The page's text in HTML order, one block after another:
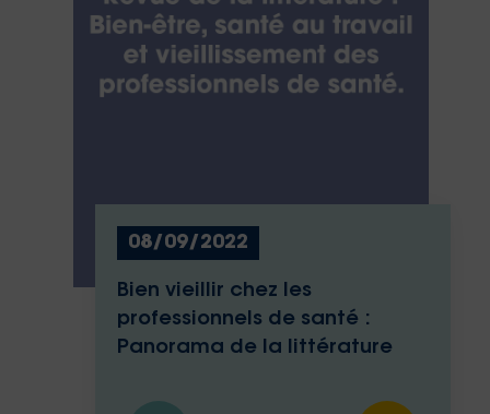
08/09/2022
Bien vieillir chez les
professionnels de santé :
Panorama de la littérature